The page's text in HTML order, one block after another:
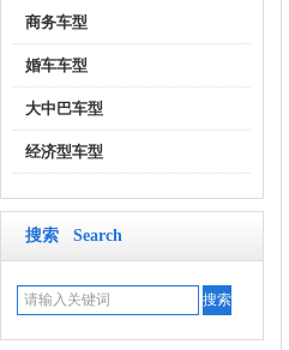
商务车型
婚车车型
大中巴车型
经济型车型
搜索 Search